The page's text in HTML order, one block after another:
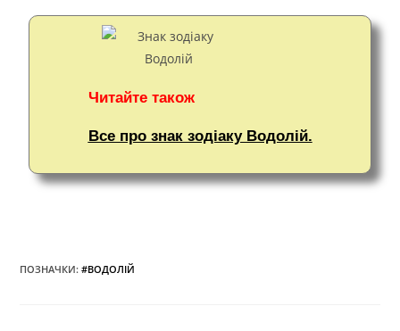
Читайте також
Все про знак зодіаку Водолій.
ПОЗНАЧКИ:#ВОДОЛІЙ